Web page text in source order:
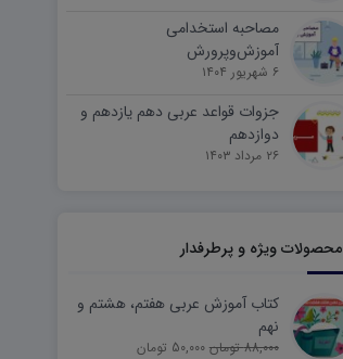
مصاحبه استخدامی
آموزش‌وپرورش
۶ شهریور ۱۴۰۴
جزوات قواعد عربی دهم یازدهم و
دوازدهم
۲۶ مرداد ۱۴۰۳
محصولات ویژه و پرطرفدار
کتاب آموزش عربی هفتم، هشتم و
نهم
88,000 تومان 50,000 تومان